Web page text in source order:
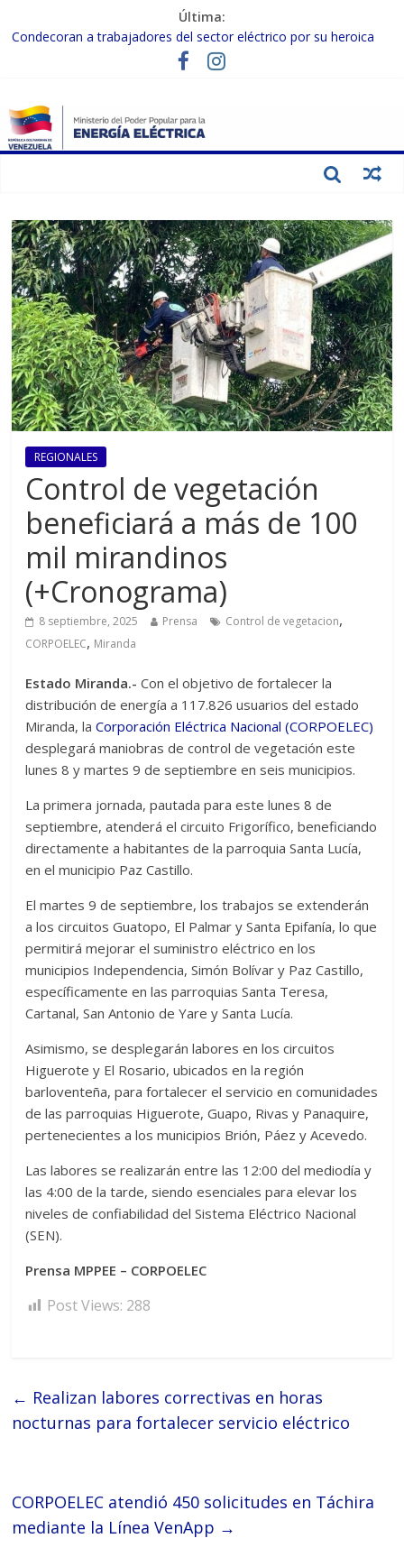
Última:
Condecoran a trabajadores del sector eléctrico por su heroica
labor tras el doble sismo del 24-J
Gobierno Nacional coordina acciones con el sector privado para
Inspeccionan trabajos de rehabilitación en instalaciones del SEN
en Carabobo
Gobierno Nacional activa plan preventivo para fortalecer el SEN
REGIONALES
Control de vegetación
beneficiará a más de 100
mil mirandinos
(+Cronograma)
8 septiembre, 2025 Prensa Control de vegetacion,
CORPOELEC, Miranda
Estado Miranda.-Con el objetivo de fortalecer la
distribución de energía a 117.826 usuarios del estado
Miranda, la Corporación Eléctrica Nacional (CORPOELEC)
desplegará maniobras de control de vegetación este
lunes 8 y martes 9 de septiembre en seis municipios.
La primera jornada, pautada para este lunes 8 de
septiembre, atenderá el circuito Frigorífico, beneficiando
directamente a habitantes de la parroquia Santa Lucía,
en el municipio Paz Castillo.
El martes 9 de septiembre, los trabajos se extenderán
a los circuitos Guatopo, El Palmar y Santa Epifanía, lo que
permitirá mejorar el suministro eléctrico en los
municipios Independencia, Simón Bolívar y Paz Castillo,
específicamente en las parroquias Santa Teresa,
Cartanal, San Antonio de Yare y Santa Lucía.
Asimismo, se desplegarán labores en los circuitos
Higuerote y El Rosario, ubicados en la región
barloventeña, para fortalecer el servicio en comunidades
de las parroquias Higuerote, Guapo, Rivas y Panaquire,
pertenecientes a los municipios Brión, Páez y Acevedo.
Las labores se realizarán entre las 12:00 del mediodía y
las 4:00 de la tarde, siendo esenciales para elevar los
niveles de confiabilidad del Sistema Eléctrico Nacional
(SEN).
Prensa MPPEE – CORPOELEC
Post Views: 288
← Realizan labores correctivas en horas
nocturnas para fortalecer servicio eléctrico
CORPOELEC atendió 450 solicitudes en Táchira
mediante la Línea VenApp →